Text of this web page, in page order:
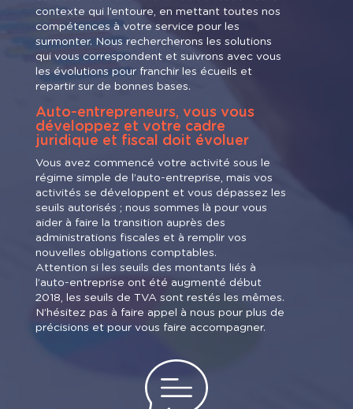
contexte qui l’entoure, en mettant toutes nos
compétences à votre service pour les
surmonter. Nous rechercherons les solutions
qui vous correspondent et suivrons avec vous
les évolutions pour franchir les écueils et
repartir sur de bonnes bases.
Auto-entrepreneurs, vous vous
développez et votre cadre
juridique et fiscal doit évoluer
Vous avez commencé votre activité sous le
régime simple de l’auto-entreprise, mais vos
activités se développent et vous dépassez les
seuils autorisés ; nous sommes là pour vous
aider à faire la transition auprès des
administrations fiscales et à remplir vos
nouvelles obligations comptables.
Attention si les seuils des montants liés à
l’auto-entreprise ont été augmenté début
2018, les seuils de TVA sont restés les mêmes.
N’hésitez pas à faire appel à nous pour plus de
précisions et pour vous faire accompagner.